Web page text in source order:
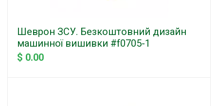
Шеврон ЗСУ. Безкоштовний дизайн
машинної вишивки #f0705-1
$ 0.00